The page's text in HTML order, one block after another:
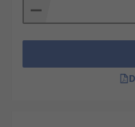
เฟซชีลด์แบบคลิป
สามารถยึดกับหมว
เฟซชีลด์พร้อมแผ่นป้
with Chin Guard)